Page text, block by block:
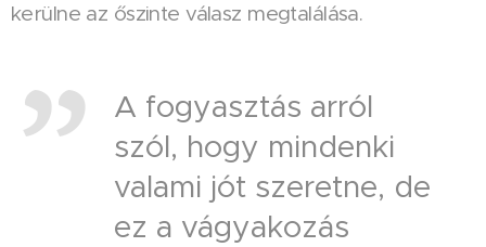
kerülne az őszinte válasz megtalálása.
A fogyasztás arról
szól, hogy mindenki
valami jót szeretne, de
ez a vágyakozás